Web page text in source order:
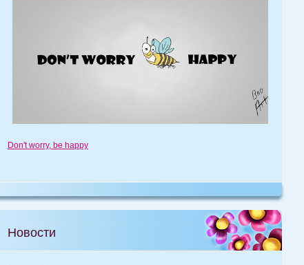
Don't worry, be happy
Новости